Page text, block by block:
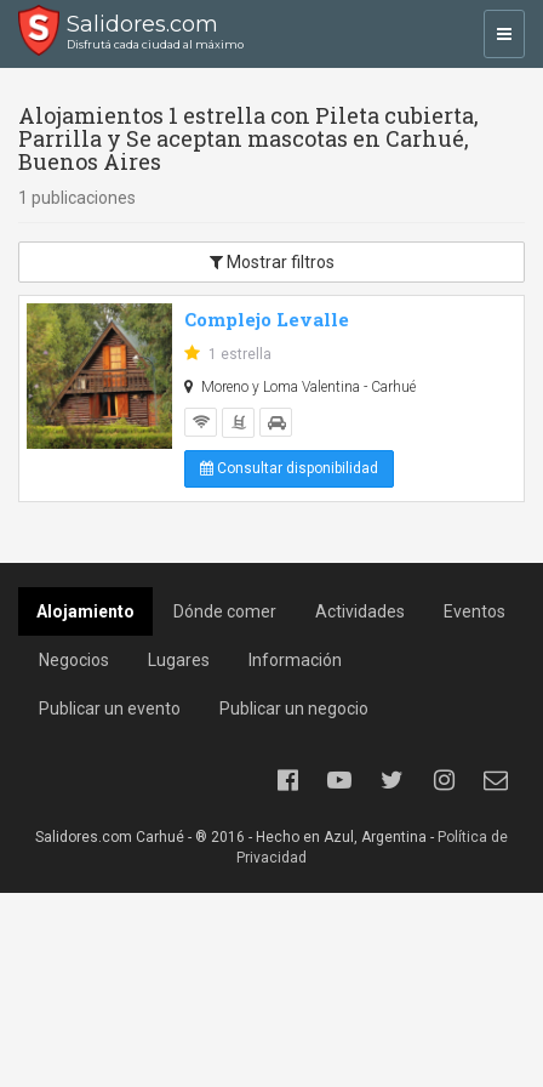
Salidores.com
Disfrutá cada ciudad al máximo
Alojamientos 1 estrella con Pileta cubierta,
Parrilla y Se aceptan mascotas en Carhué,
Buenos Aires
1 publicaciones
Mostrar filtros
Complejo Levalle
1 estrella
Moreno y Loma Valentina - Carhué
Consultar disponibilidad
Alojamiento Dónde comer Actividades Eventos
Negocios Lugares Información
Publicar un evento Publicar un negocio
Salidores.com Carhué - ® 2016 - Hecho en Azul, Argentina - Política de
Privacidad